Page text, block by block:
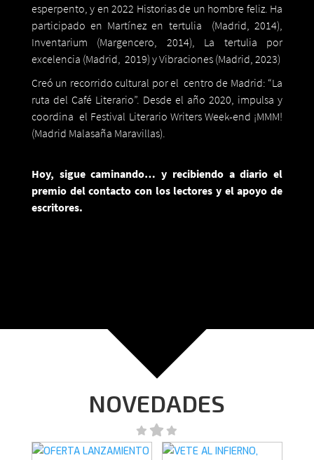
esperpento, y en 2022 Historias de un hombre feliz. Ha
participado en Martínez en tertulia (Madrid, 2014),
Inventarium (Margencero, 2014), La tertulia por
excelencia (Madrid, 2019) y Vibraciones (Madrid, 2023)
Creó un recorrido cultural por el centro de Madrid: “La
ruta del Café Literario”. Desde el año 2020, impulsa y
coordina el Festival Literario Writers Week-end ¡MMM!
(Madrid Malasaña Maravillas).
Hoy, sigue caminando… y recibiendo a diario el
premio del contacto con los lectores y el apoyo de
escritores.
NOVEDADES